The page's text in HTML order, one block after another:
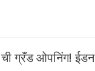
ग्रॅंड ओपनिंग! ईडन